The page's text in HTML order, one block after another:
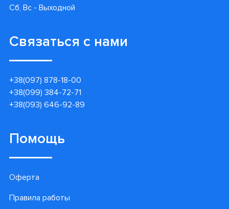
Сб, Вс - Выходной
Связаться с нами
+38(097) 878-18-00
+38(099) 384-72-71
+38(093) 646-92-89
Помощь
Оферта
Правила работы